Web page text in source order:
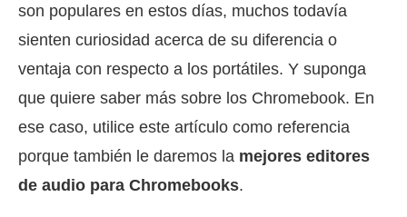
son populares en estos días, muchos todavía
sienten curiosidad acerca de su diferencia o
ventaja con respecto a los portátiles. Y suponga
que quiere saber más sobre los Chromebook. En
ese caso, utilice este artículo como referencia
porque también le daremos la mejores editores
de audio para Chromebooks.